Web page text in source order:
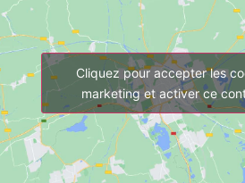
Cliquez pour accepter les
marketing et activer ce